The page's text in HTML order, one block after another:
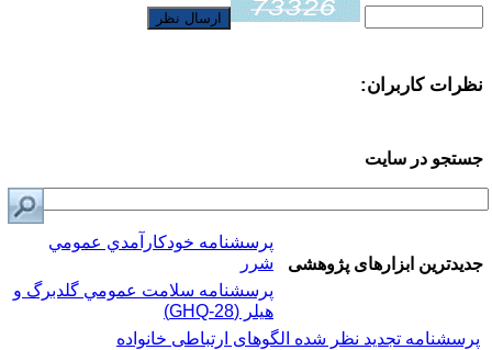
نظرات کاربران:
جستجو در سایت
جدیدترین ابزارهای پژوهشی
پرسشنامه خودكارآمدي عمومي
شرر
پرسشنامه سلامت عمومي گلدبرگ و
هیلر (GHQ-28)
پرسشنامه تجدید نظر شده الگوهای ارتباطی خانواده